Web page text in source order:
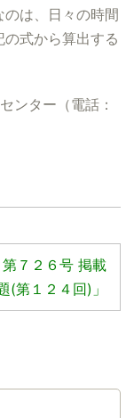
は、日々の時間
式から算出する
ンター（電話：
７２６号 掲載
(第１２４回)」